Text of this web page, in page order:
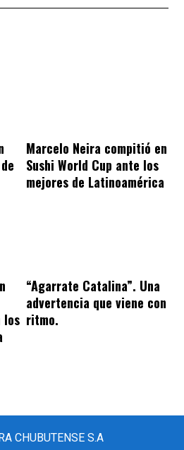
Marcelo Neira compitió en
Sushi World Cup ante los
mejores de Latinoamérica
los
“Agarrate Catalina”. Una
advertencia que viene con
ritmo.
CHUBUTENSE S.A